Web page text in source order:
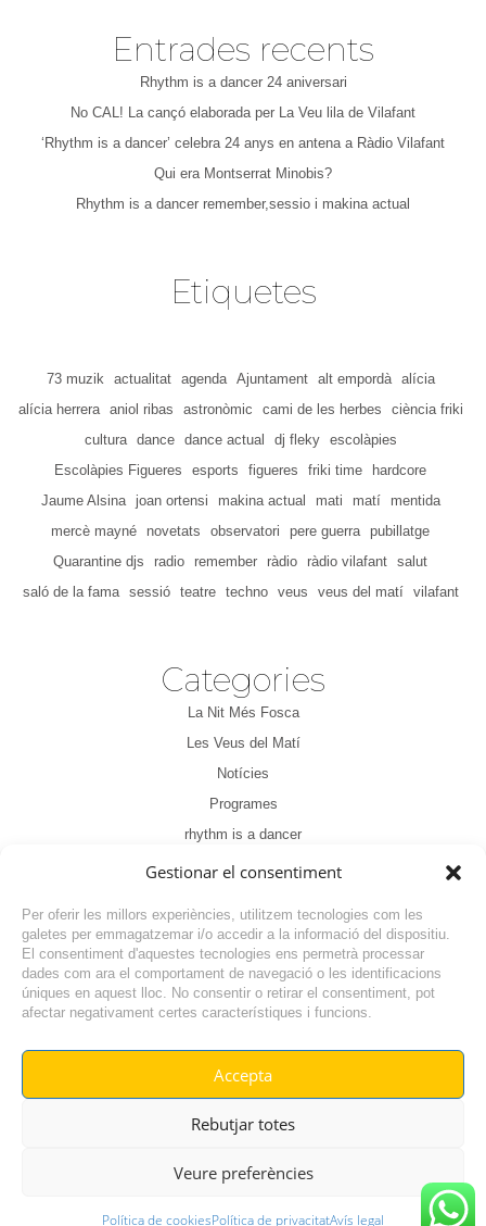
Gestionar el consentiment
Per oferir les millors experiències, utilitzem tecnologies com les
galetes per emmagatzemar i/o accedir a la informació del dispositiu.
El consentiment d'aquestes tecnologies ens permetrà processar
dades com ara el comportament de navegació o les identificacions
úniques en aquest lloc. No consentir o retirar el consentiment, pot
afectar negativament certes característiques i funcions.
Accepta
Rebutjar totes
Veure preferències
Política de cookiesPolítica de privacitatAvís legal
Entrades recents
Rhythm is a dancer 24 aniversari
No CAL! La cançó elaborada per La Veu lila de Vilafant
‘Rhythm is a dancer’ celebra 24 anys en antena a Ràdio Vilafant
Qui era Montserrat Minobis?
Rhythm is a dancer remember,sessio i makina actual
Etiquetes
73 muzik actualitat agenda Ajuntament alt empordà
alícia
alícia herrera
aniol ribas astronòmic cami de les herbes
ciència friki
cultura
dance dance actual dj fleky
escolàpies
Escolàpies Figueres
esports figueres friki time
hardcore
Jaume Alsina
joan ortensi makina actual mati matí
mentida
mercè mayné
novetats observatori pere guerra pubillatge
Quarantine djs
radio remember ràdio ràdio vilafant salut
saló de la fama
sessió teatre techno veus veus del matí vilafant
Categories
La Nit Més Fosca
Les Veus del Matí
Notícies
Programes
rhythm is a dancer
Sense categoria
© RADIO VILAFANT 2024
|AVÍS LEGAL|POLÍTICA DE PRIVACITAT